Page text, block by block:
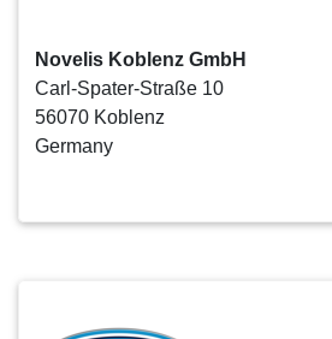
Novelis Koblenz GmbH
Carl-Spater-Straße 10
56070 Koblenz
Germany